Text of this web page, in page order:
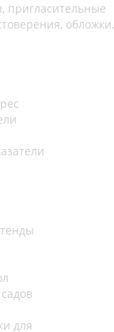
пригласительные
обложки,
для